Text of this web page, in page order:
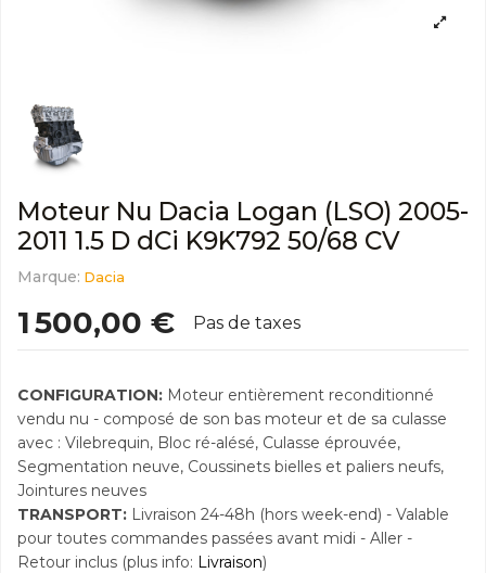
Moteur Nu Dacia Logan (LSO) 2005-
2011 1.5 D dCi K9K792 50/68 CV
Marque: Dacia
1 500,00 € Pas de taxes
CONFIGURATION: Moteur entièrement reconditionné
vendu nu - composé de son bas moteur et de sa culasse
avec : Vilebrequin, Bloc ré-alésé, Culasse éprouvée,
Segmentation neuve, Coussinets bielles et paliers neufs,
Jointures neuves
TRANSPORT: Livraison 24-48h (hors week-end) - Valable
pour toutes commandes passées avant midi - Aller -
Retour inclus (plus info: Livraison)